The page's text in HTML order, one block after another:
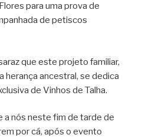
para uma prova de
de petiscos
que este projeto familiar,
herança ancestral, se dedica
de Vinhos de Talha.
a nós neste fim de tarde de
por cá, após o evento